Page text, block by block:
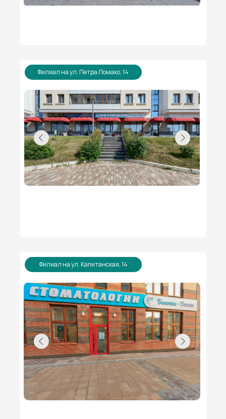
Филиал на ул. Петра Ломако, 14
Филиал на ул. Капитанская, 14